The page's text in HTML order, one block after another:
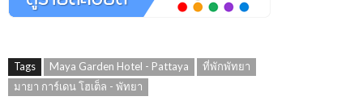
Tags Maya Garden Hotel - Pattaya
ที่พักพัทยา
มายา การ์เดน โฮเต็ล - พัทยา